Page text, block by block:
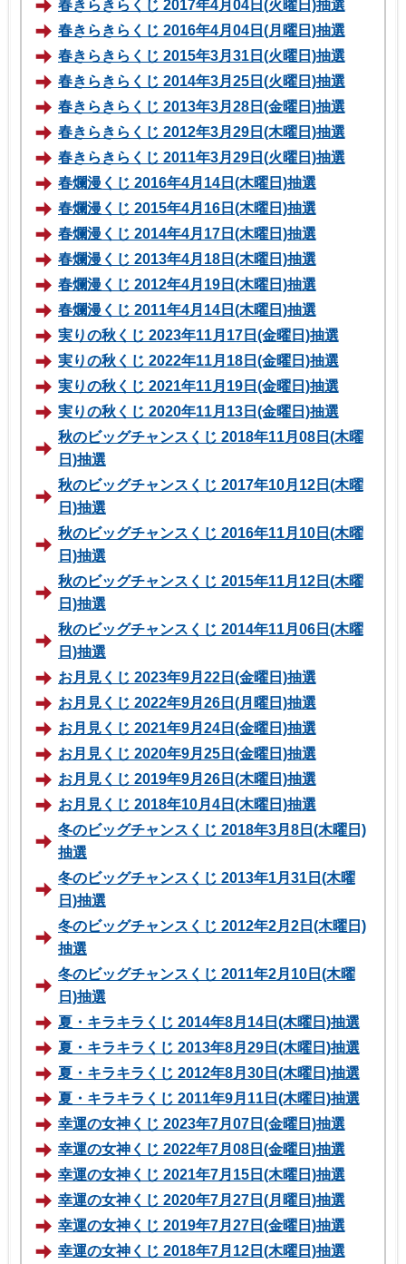
春きらきらくじ 2017年4月04日(火曜日)抽選
春きらきらくじ 2016年4月04日(月曜日)抽選
春きらきらくじ 2015年3月31日(火曜日)抽選
春きらきらくじ 2014年3月25日(火曜日)抽選
春きらきらくじ 2013年3月28日(金曜日)抽選
春きらきらくじ 2012年3月29日(木曜日)抽選
春きらきらくじ 2011年3月29日(火曜日)抽選
春爛漫くじ 2016年4月14日(木曜日)抽選
春爛漫くじ 2015年4月16日(木曜日)抽選
春爛漫くじ 2014年4月17日(木曜日)抽選
春爛漫くじ 2013年4月18日(木曜日)抽選
春爛漫くじ 2012年4月19日(木曜日)抽選
春爛漫くじ 2011年4月14日(木曜日)抽選
実りの秋くじ 2023年11月17日(金曜日)抽選
実りの秋くじ 2022年11月18日(金曜日)抽選
実りの秋くじ 2021年11月19日(金曜日)抽選
実りの秋くじ 2020年11月13日(金曜日)抽選
秋のビッグチャンスくじ 2018年11月08日(木曜
日)抽選
秋のビッグチャンスくじ 2017年10月12日(木曜
日)抽選
秋のビッグチャンスくじ 2016年11月10日(木曜
日)抽選
秋のビッグチャンスくじ 2015年11月12日(木曜
日)抽選
秋のビッグチャンスくじ 2014年11月06日(木曜
日)抽選
お月見くじ 2023年9月22日(金曜日)抽選
お月見くじ 2022年9月26日(月曜日)抽選
お月見くじ 2021年9月24日(金曜日)抽選
お月見くじ 2020年9月25日(金曜日)抽選
お月見くじ 2019年9月26日(木曜日)抽選
お月見くじ 2018年10月4日(木曜日)抽選
冬のビッグチャンスくじ 2018年3月8日(木曜日)
抽選
冬のビッグチャンスくじ 2013年1月31日(木曜
日)抽選
冬のビッグチャンスくじ 2012年2月2日(木曜日)
抽選
冬のビッグチャンスくじ 2011年2月10日(木曜
日)抽選
夏・キラキラくじ 2014年8月14日(木曜日)抽選
夏・キラキラくじ 2013年8月29日(木曜日)抽選
夏・キラキラくじ 2012年8月30日(木曜日)抽選
夏・キラキラくじ 2011年9月11日(木曜日)抽選
幸運の女神くじ 2023年7月07日(金曜日)抽選
幸運の女神くじ 2022年7月08日(金曜日)抽選
幸運の女神くじ 2021年7月15日(木曜日)抽選
幸運の女神くじ 2020年7月27日(月曜日)抽選
幸運の女神くじ 2019年7月27日(金曜日)抽選
幸運の女神くじ 2018年7月12日(木曜日)抽選